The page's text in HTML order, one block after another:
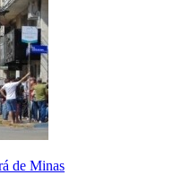
de Minas